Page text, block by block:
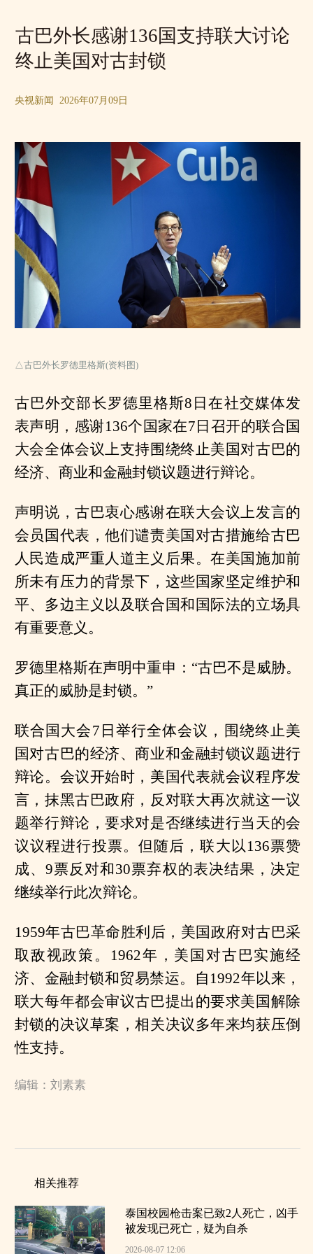
古巴外长感谢136国支持联大讨论
终止美国对古封锁
央视新闻 2026年07月09日
△古巴外长罗德里格斯(资料图)
古巴外交部长罗德里格斯8日在社交媒体发
表声明，感谢136个国家在7日召开的联合国
大会全体会议上支持围绕终止美国对古巴的
经济、商业和金融封锁议题进行辩论。
声明说，古巴衷心感谢在联大会议上发言的
会员国代表，他们谴责美国对古措施给古巴
人民造成严重人道主义后果。在美国施加前
所未有压力的背景下，这些国家坚定维护和
平、多边主义以及联合国和国际法的立场具
有重要意义。
罗德里格斯在声明中重申：“古巴不是威胁。
真正的威胁是封锁。”
联合国大会7日举行全体会议，围绕终止美
国对古巴的经济、商业和金融封锁议题进行
辩论。会议开始时，美国代表就会议程序发
言，抹黑古巴政府，反对联大再次就这一议
题举行辩论，要求对是否继续进行当天的会
议议程进行投票。但随后，联大以136票赞
成、9票反对和30票弃权的表决结果，决定
继续举行此次辩论。
1959年古巴革命胜利后，美国政府对古巴采
取敌视政策。1962年，美国对古巴实施经
济、金融封锁和贸易禁运。自1992年以来，
联大每年都会审议古巴提出的要求美国解除
封锁的决议草案，相关决议多年来均获压倒
性支持。
编辑：刘素素
相关推荐
泰国校园枪击案已致2人死亡，凶手
被发现已死亡，疑为自杀
2026-08-07 12:06